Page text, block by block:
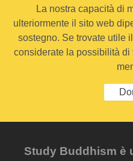
La nostra capacità di
ulteriormente il sito web
sostegno. Se trovate utile
considerate la possibilità
Study Buddhism è